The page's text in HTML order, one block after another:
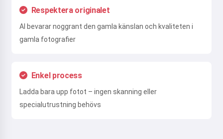
Respektera originalet
AI bevarar noggrant den gamla känslan och kvaliteten i
gamla fotografier
Enkel process
Ladda bara upp fotot – ingen skanning eller
specialutrustning behövs